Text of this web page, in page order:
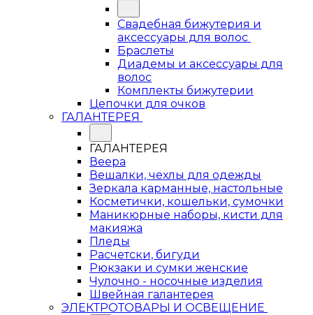
Свадебная бижутерия и
аксессуары для волос
Браслеты
Диадемы и аксессуары для
волос
Комплекты бижутерии
Цепочки для очков
ГАЛАНТЕРЕЯ
ГАЛАНТЕРЕЯ
Веера
Вешалки, чехлы для одежды
Зеркала карманные, настольные
Косметички, кошельки, сумочки
Маникюрные наборы, кисти для
макияжа
Пледы
Расчетски, бигуди
Рюкзаки и сумки женские
Чулочно - носочные изделия
Швейная галантерея
ЭЛЕКТРОТОВАРЫ И ОСВЕЩЕНИЕ